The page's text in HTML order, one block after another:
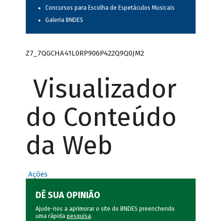
Concursos para Escolha de Espetáculos Musicais
Galeria BNDES
Z7_7QGCHA41L0RP906P422Q9Q0JM2
Visualizador
do Conteúdo
da Web
Ações
DÊ SUA OPINIÃO
Ajude-nos a aprimorar o site do BNDES preenchendo
uma rápida pesquisa.